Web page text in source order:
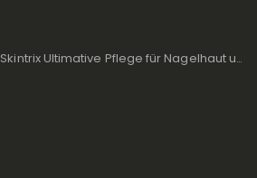
Skintrix Ultimative Pflege für Nagelhaut und Lippen